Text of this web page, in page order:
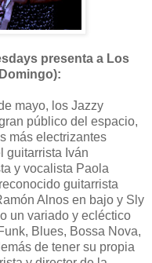
presenta a Los
mayo, los Jazzy
público del espacio,
más electrizantes
guitarrista Iván
y vocalista Paola
guitarrista
Alnos en bajo y Sly
un variado y ecléctico
Blues, Bossa Nova,
de tener su propia